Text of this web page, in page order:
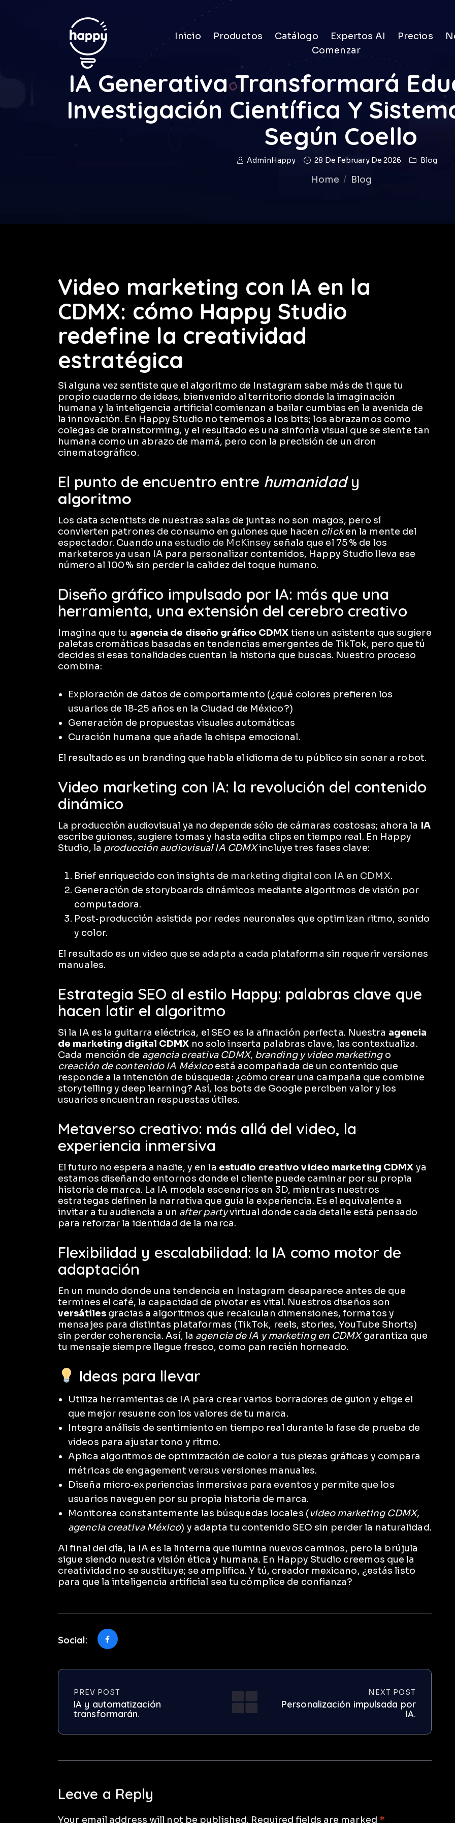
Inicio Productos Catálogo Expertos AI Precios
Comenzar
IA Generativa Transformará
Investigación Científica Y
Según Coello
AdminHappy 28 De February De 2026 Blog
Home Blog
Video marketing con IA en la
CDMX: cómo Happy Studio
redefine la creatividad
estratégica
Si alguna vez sentiste que el algoritmo de Instagram sabe más de ti que tu
propio cuaderno de ideas, bienvenido al territorio donde la imaginación
humana y la inteligencia artificial comienzan a bailar cumbias en la avenida de
la innovación. En Happy Studio no tememos a los bits; los abrazamos como
colegas de brainstorming, y el resultado es una sinfonía visual que se siente tan
humana como un abrazo de mamá, pero con la precisión de un dron
cinematográfico.
El punto de encuentro entre humanidady
algoritmo
Los data scientists de nuestras salas de juntas no son magos, pero sí
convierten patrones de consumo en guiones que hacen clicken la mente del
espectador. Cuando una estudio de McKinsey señala que el 75 % de los
marketeros ya usan IA para personalizar contenidos, Happy Studio lleva ese
número al 100 % sin perder la calidez del toque humano.
Diseño gráfico impulsado por IA: más que una
herramienta, una extensión del cerebro creativo
Imagina que tu agencia de diseño gráfico CDMX tiene un asistente que sugiere
paletas cromáticas basadas en tendencias emergentes de TikTok, pero que tú
decides si esas tonalidades cuentan la historia que buscas. Nuestro proceso
combina:
Exploración de datos de comportamiento (¿qué colores prefieren los
usuarios de 18‑25 años en la Ciudad de México?)
Generación de propuestas visuales automáticas
Curación humana que añade la chispa emocional.
El resultado es un branding que habla el idioma de tu público sin sonar a robot.
Video marketing con IA: la revolución del contenido
dinámico
La producción audiovisual ya no depende sólo de cámaras costosas; ahora la IA
escribe guiones, sugiere tomas y hasta edita clips en tiempo real. En Happy
Studio, la producción audiovisual IA CDMXincluye tres fases clave:
Brief enriquecido con insights de marketing digital con IA en CDMX.
Generación de storyboards dinámicos mediante algoritmos de visión por
computadora.
Post‑producción asistida por redes neuronales que optimizan ritmo, sonido
y color.
El resultado es un video que se adapta a cada plataforma sin requerir versiones
manuales.
Estrategia SEO al estilo Happy: palabras clave que
hacen latir el algoritmo
Si la IA es la guitarra eléctrica, el SEO es la afinación perfecta. Nuestra agencia
de marketing digital CDMX no solo inserta palabras clave, las contextualiza.
Cada mención de agencia creativa CDMX, branding y video marketingo
creación de contenido IA Méxicoestá acompañada de un contenido que
responde a la intención de búsqueda: ¿cómo crear una campaña que combine
storytelling y deep learning? Así, los bots de Google perciben valor y los
usuarios encuentran respuestas útiles.
Metaverso creativo: más allá del video, la
experiencia inmersiva
El futuro no espera a nadie, y en la estudio creativo video marketing CDMX ya
estamos diseñando entornos donde el cliente puede caminar por su propia
historia de marca. La IA modela escenarios en 3D, mientras nuestros
estrategas definen la narrativa que guía la experiencia. Es el equivalente a
invitar a tu audiencia a un after partyvirtual donde cada detalle está pensado
para reforzar la identidad de la marca.
Flexibilidad y escalabilidad: la IA como motor de
adaptación
En un mundo donde una tendencia en Instagram desaparece antes de que
termines el café, la capacidad de pivotar es vital. Nuestros diseños son
versátiles gracias a algoritmos que recalculan dimensiones, formatos y
mensajes para distintas plataformas (TikTok, reels, stories, YouTube Shorts)
sin perder coherencia. Así, la agencia de IA y marketing en CDMXgarantiza que
tu mensaje siempre llegue fresco, como pan recién horneado.
Ideas para llevar
Utiliza herramientas de IA para crear varios borradores de guion y elige el
que mejor resuene con los valores de tu marca.
Integra análisis de sentimiento en tiempo real durante la fase de prueba de
videos para ajustar tono y ritmo.
Aplica algoritmos de optimización de color a tus piezas gráficas y compara
métricas de engagement versus versiones manuales.
Diseña micro‑experiencias inmersivas para eventos y permite que los
usuarios naveguen por su propia historia de marca.
Monitorea constantemente las búsquedas locales (video marketing CDMX,
agencia creativa México) y adapta tu contenido SEO sin perder la naturalidad.
Al final del día, la IA es la linterna que ilumina nuevos caminos, pero la brújula
sigue siendo nuestra visión ética y humana. En Happy Studio creemos que la
creatividad no se sustituye; se amplifica. Y tú, creador mexicano, ¿estás listo
para que la inteligencia artificial sea tu cómplice de confianza?
Social:
PREV POST
IA y automatización
transformarán.
NEXT POST
Personalización impulsada por
IA.
Leave a Reply
Your email address will not be published. Required fields are marked *